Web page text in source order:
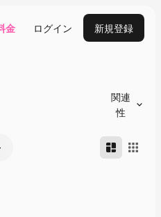
金 ログイン 新規登録
関連
性